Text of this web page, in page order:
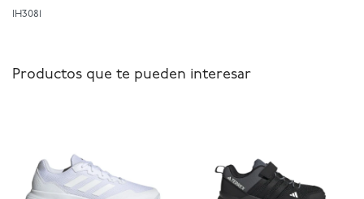
IH3081
Productos que te pueden interesar